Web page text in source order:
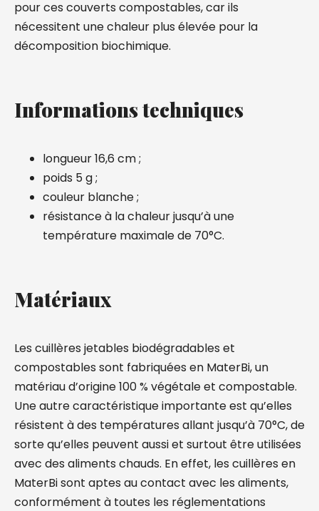
pour ces couverts compostables, car ils
nécessitent une chaleur plus élevée pour la
décomposition biochimique.
Informations techniques
longueur 16,6 cm ;
poids 5 g ;
couleur blanche ;
résistance à la chaleur jusqu’à une
température maximale de 70°C.
Matériaux
Les cuillères jetables biodégradables et
compostables sont fabriquées en MaterBi, un
matériau d’origine 100 % végétale et compostable.
Une autre caractéristique importante est qu’elles
résistent à des températures allant jusqu’à 70°C, de
sorte qu’elles peuvent aussi et surtout être utilisées
avec des aliments chauds. En effet, les cuillères en
MaterBi sont aptes au contact avec les aliments,
conformément à toutes les réglementations